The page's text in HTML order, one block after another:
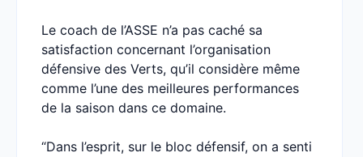
Le coach de l’ASSE n’a pas caché sa
satisfaction concernant l’organisation
défensive des Verts, qu’il considère même
comme l’une des meilleures performances
de la saison dans ce domaine.
“Dans l’esprit, sur le bloc défensif, on a senti